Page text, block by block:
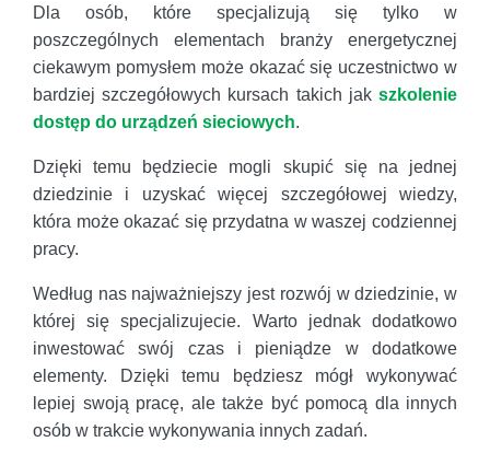
Dla osób, które specjalizują się tylko w
poszczególnych elementach branży energetycznej
ciekawym pomysłem może okazać się uczestnictwo w
bardziej szczegółowych kursach takich jak szkolenie
dostęp do urządzeń sieciowych.
Dzięki temu będziecie mogli skupić się na jednej
dziedzinie i uzyskać więcej szczegółowej wiedzy,
która może okazać się przydatna w waszej codziennej
pracy.
Według nas najważniejszy jest rozwój w dziedzinie, w
której się specjalizujecie. Warto jednak dodatkowo
inwestować swój czas i pieniądze w dodatkowe
elementy. Dzięki temu będziesz mógł wykonywać
lepiej swoją pracę, ale także być pomocą dla innych
osób w trakcie wykonywania innych zadań.